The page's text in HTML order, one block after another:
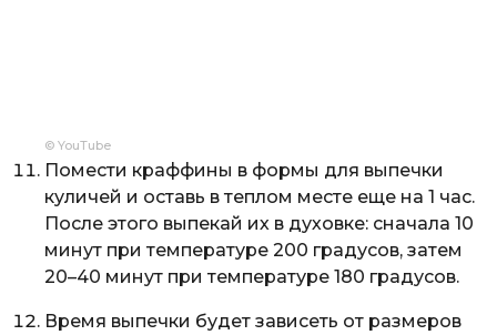
© YouTube
Помести краффины в формы для выпечки
куличей и оставь в теплом месте еще на 1 час.
После этого выпекай их в духовке: сначала 10
минут при температуре 200 градусов, затем
20–40 минут при температуре 180 градусов.
Время выпечки будет зависеть от размеров